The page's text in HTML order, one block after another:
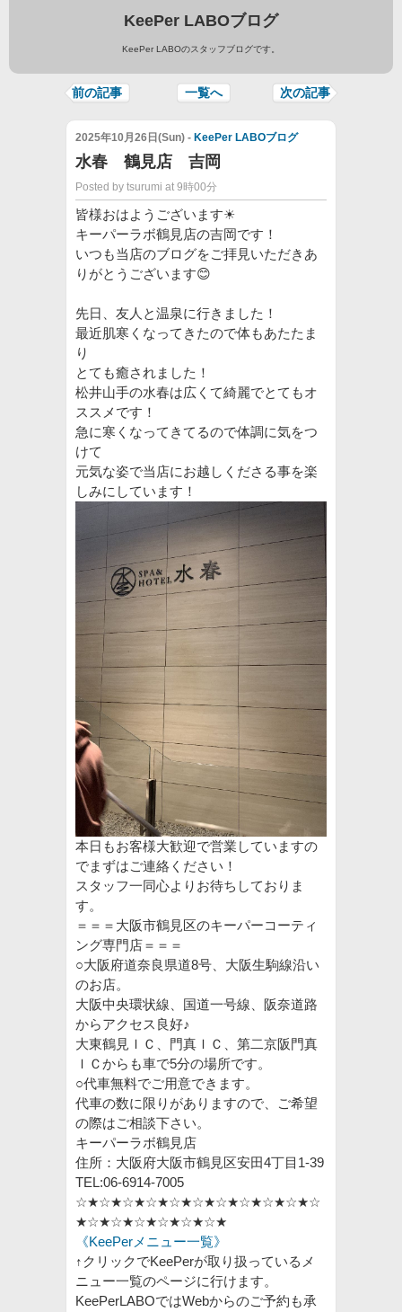
KeePer LABOブログ
KeePer LABOのスタッフブログです。
前の記事 一覧へ 次の記事
2025年10月26日(Sun) - KeePer LABOブログ
水春 鶴見店 吉岡
Posted by tsurumi at 9時00分
皆様おはようございます☀
キーパーラボ鶴見店の吉岡です！
いつも当店のブログをご拝見いただきあ
りがとうございます😊
先日、友人と温泉に行きました！
最近肌寒くなってきたので体もあたたま
り
とても癒されました！
松井山手の水春は広くて綺麗でとてもオ
ススメです！
急に寒くなってきてるので体調に気をつ
けて
元気な姿で当店にお越しくださる事を楽
しみにしています！
本日もお客様大歓迎で営業していますの
でまずはご連絡ください！
スタッフ一同心よりお待ちしておりま
す。
＝＝＝大阪市鶴見区のキーパーコーティ
ング専門店＝＝＝
○大阪府道奈良県道8号、大阪生駒線沿い
のお店。
大阪中央環状線、国道一号線、阪奈道路
からアクセス良好♪
大東鶴見ＩＣ、門真ＩＣ、第二京阪門真
ＩＣからも車で5分の場所です。
○代車無料でご用意できます。
代車の数に限りがありますので、ご希望
の際はご相談下さい。
キーパーラボ鶴見店
住所：大阪府大阪市鶴見区安田4丁目 1-39
TEL:06-6914-7005
☆★☆★☆★☆★☆★☆★☆★☆★☆★☆★☆
★☆★☆★☆★☆★☆★☆★
《KeePerメニュー一覧》
↑クリックでKeePerが取り扱っているメ
ニュー一覧のページに行けます。
KeePerLABOではWebからのご予約も承